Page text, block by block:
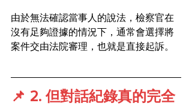
由於無法確認當事人的說法，檢察官在
沒有足夠證據的情況下，通常會選擇將
案件交由法院審理，也就是直接起訴。
📌 2. 但對話紀錄真的完全